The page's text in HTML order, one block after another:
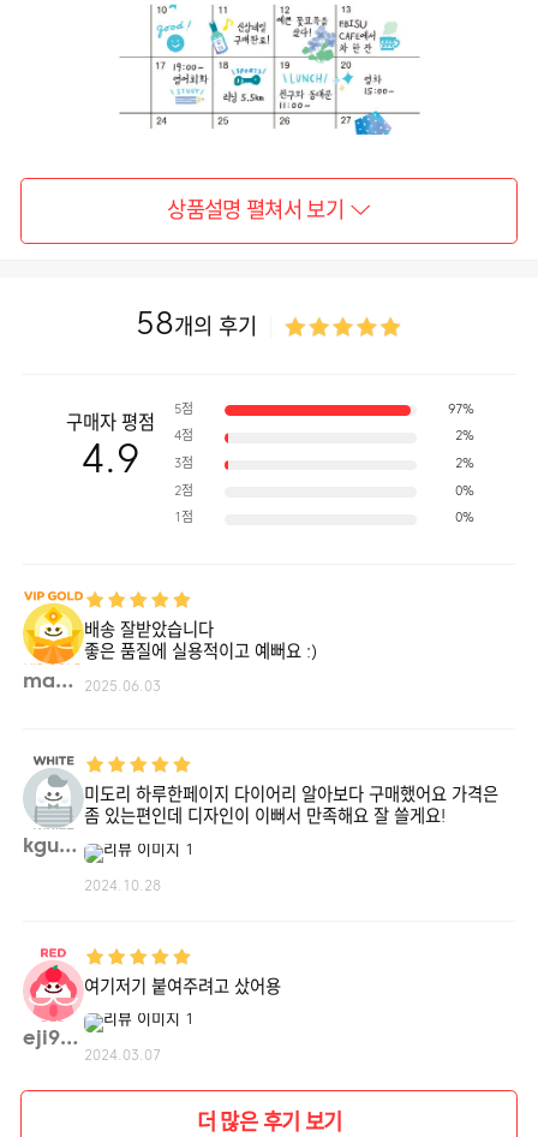
상품설명 펼쳐서 보기
58개의 후기
구매자 평점
4.9
5점 97%
4점 2%
3점 2%
2점 0%
1점 0%
madbo**
배송 잘받았습니다
좋은 품질에 실용적이고 예뻐요 :)
2025.06.03
kgus2**
미도리 하루한페이지 다이어리 알아보다 구매했어요 가격은
좀 있는편인데 디자인이 이뻐서 만족해요 잘 쓸게요!
2024.10.28
eji98**
여기저기 붙여주려고 샀어용
2024.03.07
더 많은 후기 보기